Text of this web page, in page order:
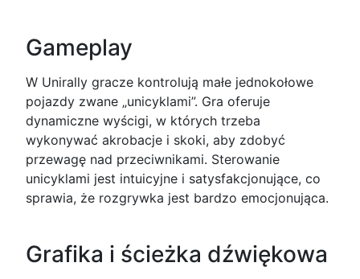
Gameplay
W Unirally gracze kontrolują małe jednokołowe
pojazdy zwane „unicyklami”. Gra oferuje
dynamiczne wyścigi, w których trzeba
wykonywać akrobacje i skoki, aby zdobyć
przewagę nad przeciwnikami. Sterowanie
unicyklami jest intuicyjne i satysfakcjonujące, co
sprawia, że rozgrywka jest bardzo emocjonująca.
Grafika i ścieżka dźwiękowa